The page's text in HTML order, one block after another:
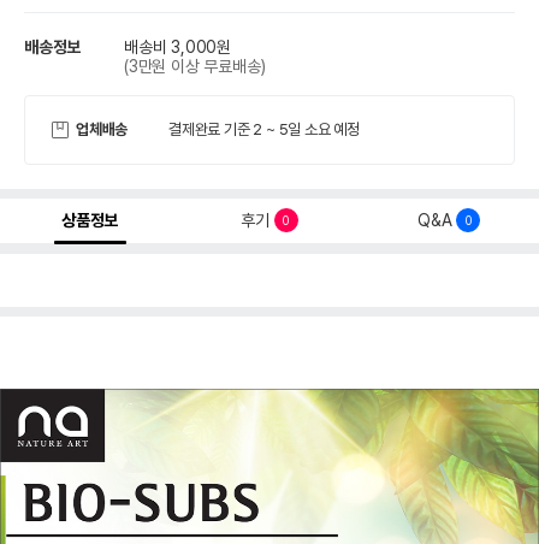
배송정보
배송비 3,000원
(3만원 이상 무료배송)
업체배송 결제완료 기준 2 ~ 5일 소요 예정
상품정보 후기 0 Q&A 0